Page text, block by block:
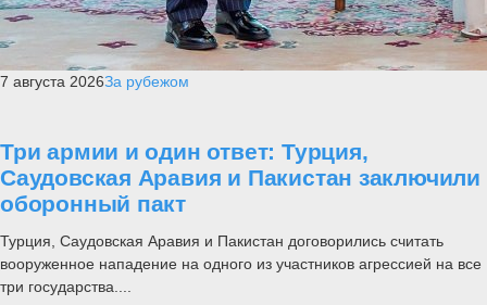
7 августа 2026За рубежом
Три армии и один ответ: Турция,
Саудовская Аравия и Пакистан заключили
оборонный пакт
Турция, Саудовская Аравия и Пакистан договорились считать
вооруженное нападение на одного из участников агрессией на все
три государства....